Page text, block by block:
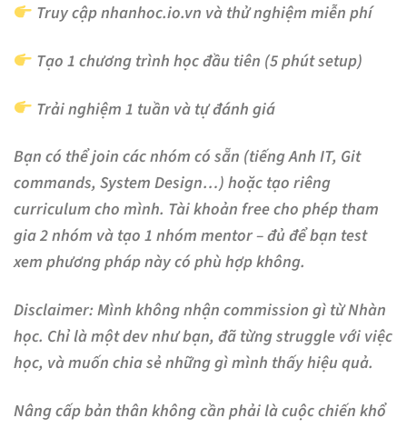
Truy cậpnhanhoc.io.vn và thử nghiệm miễn phí
Tạo 1 chương trình học đầu tiên (5 phút setup)
Trải nghiệm 1 tuần và tự đánh giá
Bạn có thể join các nhóm có sẵn (tiếng Anh IT, Git
commands, System Design…) hoặc tạo riêng
curriculum cho mình. Tài khoản free cho phép tham
gia 2 nhóm và tạo 1 nhóm mentor – đủ để bạn test
xem phương pháp này có phù hợp không.
Disclaimer:Mình không nhận commission gì từ Nhàn
học. Chỉ là một dev như bạn, đã từng struggle với việc
học, và muốn chia sẻ những gì mình thấy hiệu quả.
Nâng cấp bản thân không cần phải là cuộc chiến khổ